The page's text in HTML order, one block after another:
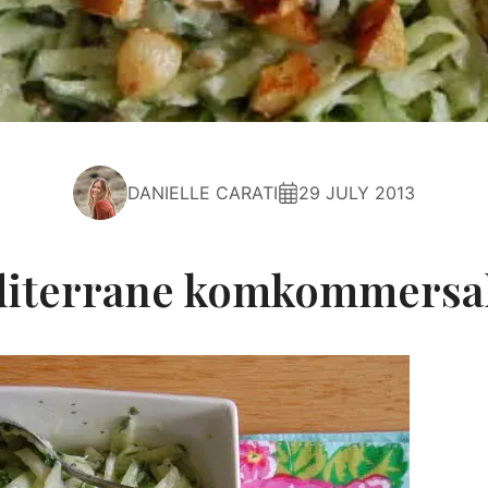
DANIELLE CARATI 29 JULY 2013